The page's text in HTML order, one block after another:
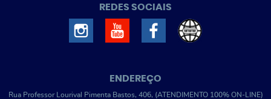
REDES SOCIAIS
ENDEREÇO
Rua Professor Lourival Pimenta Bastos, 406, (ATENDIMENTO 100% ON-LINE)